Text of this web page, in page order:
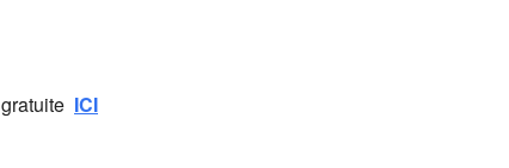
gratuite ICI